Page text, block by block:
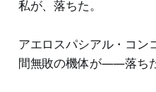
私が、落ちた。
アエロスパシアル・コン
間無敗の機体が——落ちた